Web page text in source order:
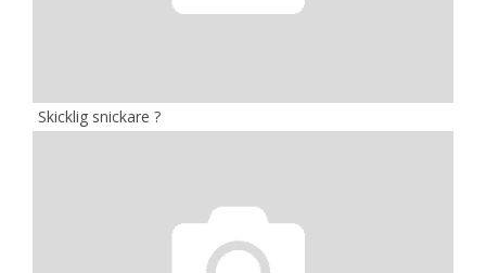
Skicklig snickare ?